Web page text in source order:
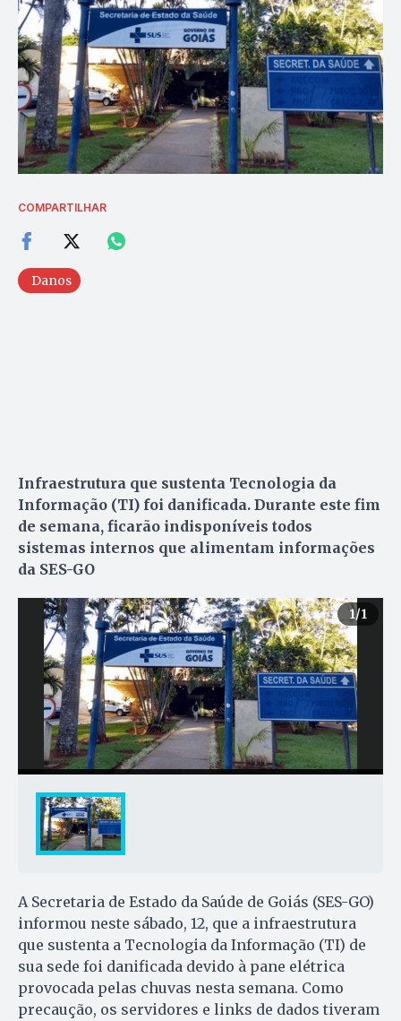
COMPARTILHAR
Danos
Infraestrutura que sustenta Tecnologia da
Informação (TI) foi danificada. Durante este fim
de semana, ficarão indisponíveis todos
sistemas internos que alimentam informações
da SES-GO
1/1
A Secretaria de Estado da Saúde de Goiás (SES-GO)
informou neste sábado, 12, que a infraestrutura
que sustenta a Tecnologia da Informação (TI) de
sua sede foi danificada devido à pane elétrica
provocada pelas chuvas nesta semana. Como
precaução, os servidores e links de dados tiveram